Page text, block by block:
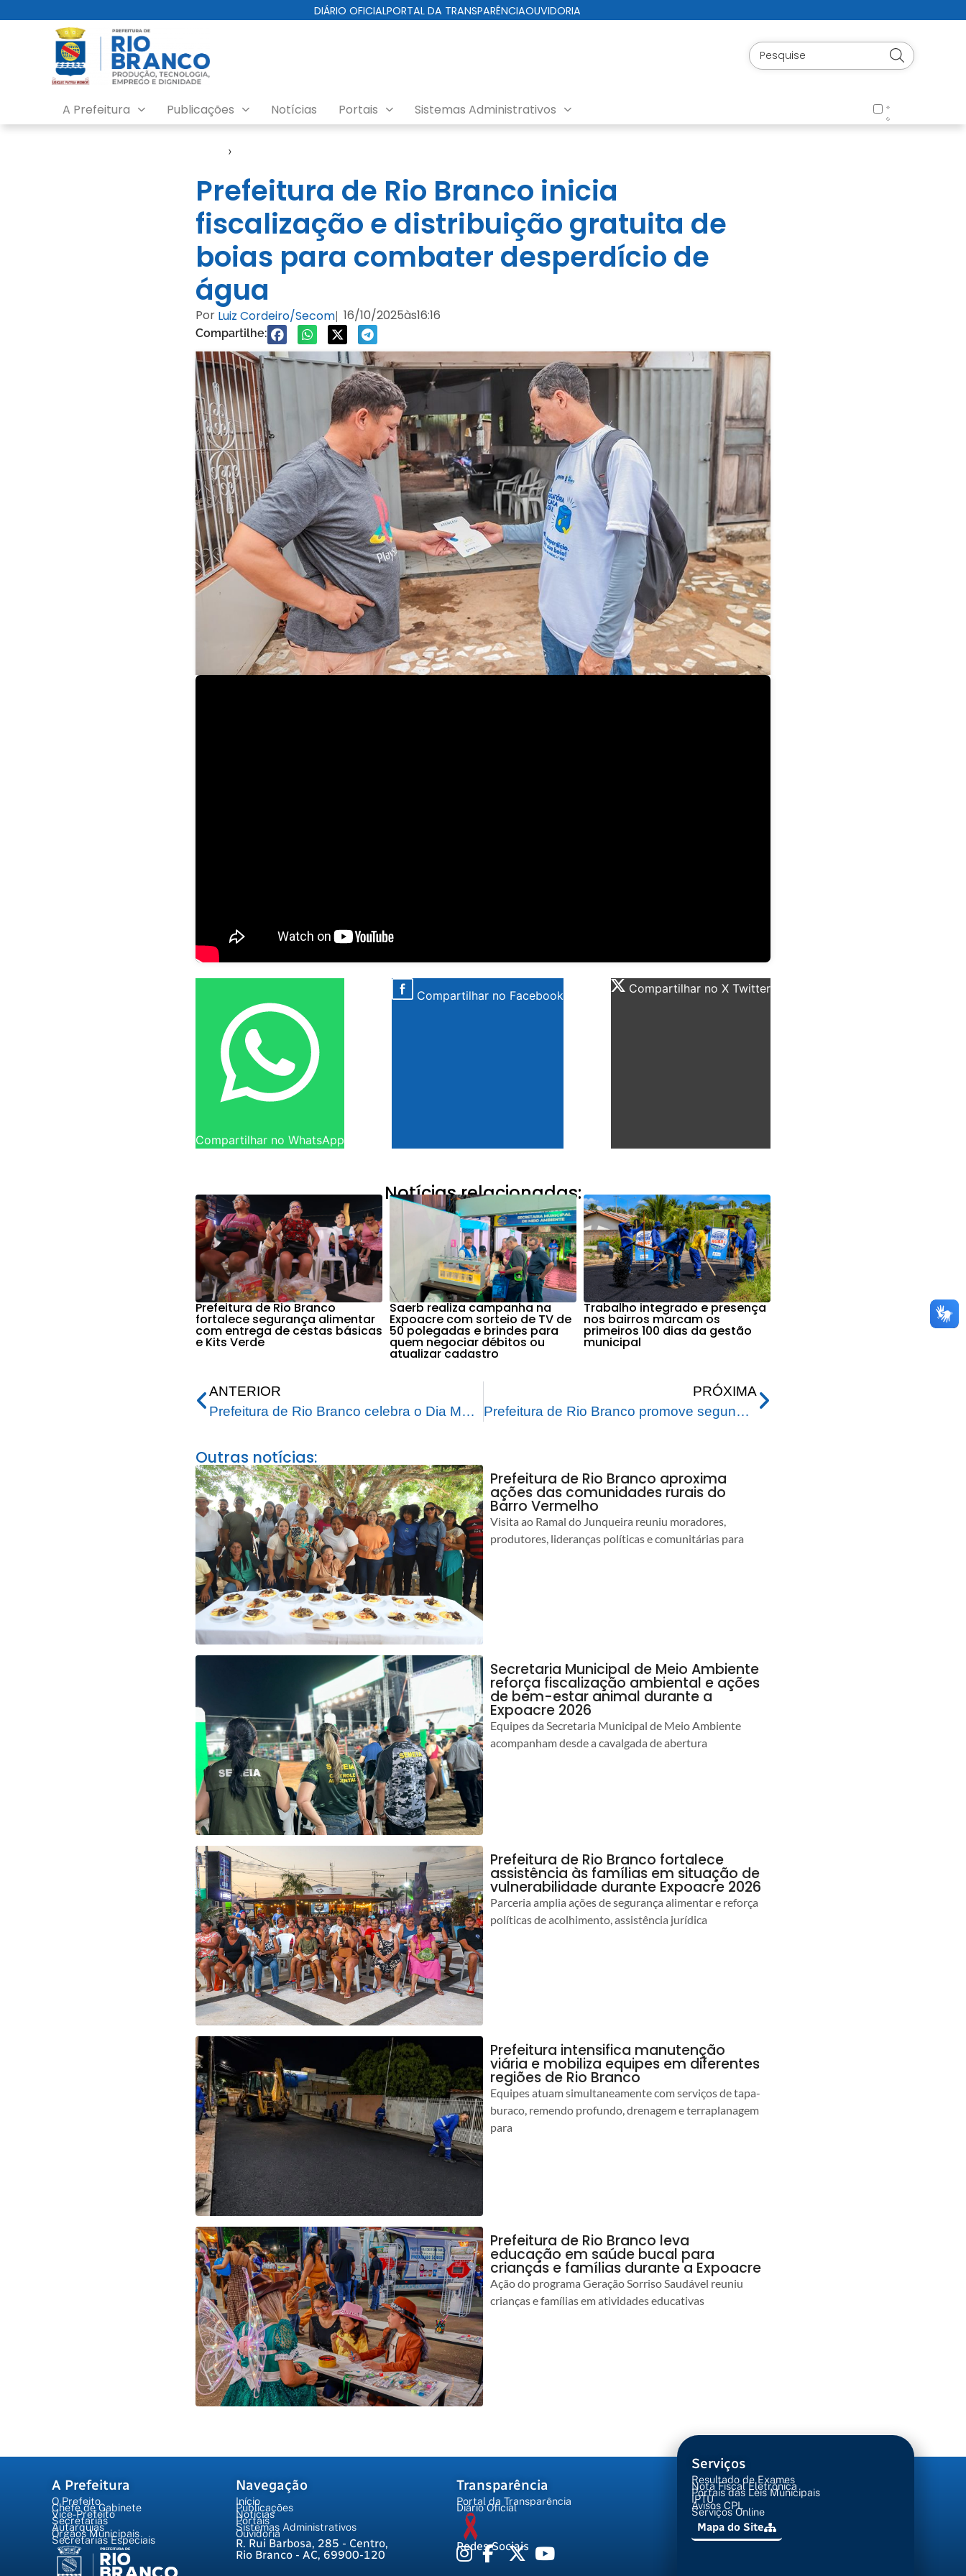
DIÁRIO OFICIALPORTAL DA TRANSPARÊNCIAOUVIDORIA
A Prefeitura Publicações Notícias Portais Sistemas Administrativos
›
Prefeitura de Rio Branco inicia
fiscalização e distribuição gratuita de
boias para combater desperdício de
água
Por Luiz Cordeiro/Secom| 16/10/2025às16:16
Compartilhe:
Compartilhar no WhatsApp
Compartilhar no Facebook Compartilhar no X Twitter
Notícias relacionadas:
Prefeitura de Rio Branco
fortalece segurança alimentar
com entrega de cestas básicas
e Kits Verde
Saerb realiza campanha na
Expoacre com sorteio de TV de
50 polegadas e brindes para
quem negociar débitos ou
atualizar cadastro
Trabalho integrado e presença
nos bairros marcam os
primeiros 100 dias da gestão
municipal
ANTERIOR
Prefeitura de Rio Branco celebra o Dia Mundial da Alimentação com café da manhã especial no Restaurante Popular
PRÓXIMA
Prefeitura de Rio Branco promove segunda edição do TechJovem Digital, maior evento de tecnologia do Acre
Outras notícias:
Prefeitura de Rio Branco aproxima
ações das comunidades rurais do
Barro Vermelho
Visita ao Ramal do Junqueira reuniu moradores,
produtores, lideranças políticas e comunitárias para
Secretaria Municipal de Meio Ambiente
reforça fiscalização ambiental e ações
de bem-estar animal durante a
Expoacre 2026
Equipes da Secretaria Municipal de Meio Ambiente
acompanham desde a cavalgada de abertura
Prefeitura de Rio Branco fortalece
assistência às famílias em situação de
vulnerabilidade durante Expoacre 2026
Parceria amplia ações de segurança alimentar e reforça
políticas de acolhimento, assistência jurídica
Prefeitura intensifica manutenção
viária e mobiliza equipes em diferentes
regiões de Rio Branco
Equipes atuam simultaneamente com serviços de tapa-
buraco, remendo profundo, drenagem e terraplanagem
para
Prefeitura de Rio Branco leva
educação em saúde bucal para
crianças e famílias durante a Expoacre
Ação do programa Geração Sorriso Saudável reuniu
crianças e famílias em atividades educativas
A Prefeitura
O Prefeito
Chefe de Gabinete
Vice-Prefeito
Secretarias
Autarquias
Órgãos Municipais
Secretarias Especiais
Navegação
Início
Publicações
Notícias
Portais
Sistemas Administrativos
Ouvidoria
R. Rui Barbosa, 285 - Centro,
Rio Branco - AC, 69900-120
Transparência
Portal da Transparência
Diário Oficial
Redes Sociais
Serviços
Resultado de Exames
Nota Fiscal Eletrônica
Portais das Leis Municipais
IPTU
Avisos CPL
Serviços Online
Mapa do Site